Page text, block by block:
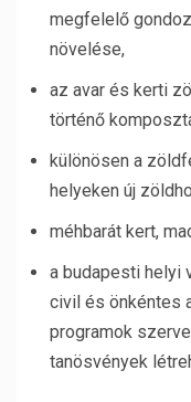
megfelelő
növelése,
az avar és kerti
történő
különösen a
helyeken új
méhbarát kert,
a budapesti helyi
civil és önkéntes
programok
tanösvények